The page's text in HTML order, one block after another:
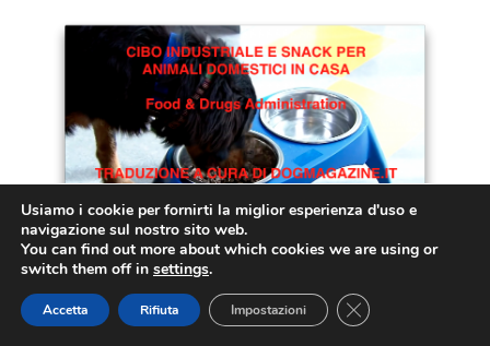
di Redazione DM.it
15 Settembre 2020
9 minuti 6 anni
Usiamo i cookie per fornirti la miglior esperienza d'uso e
navigazione sul nostro sito web.
You can find out more about which cookies we are using or
switch them off in settings.
Accetta Rifiuta Impostazioni Close GDPR